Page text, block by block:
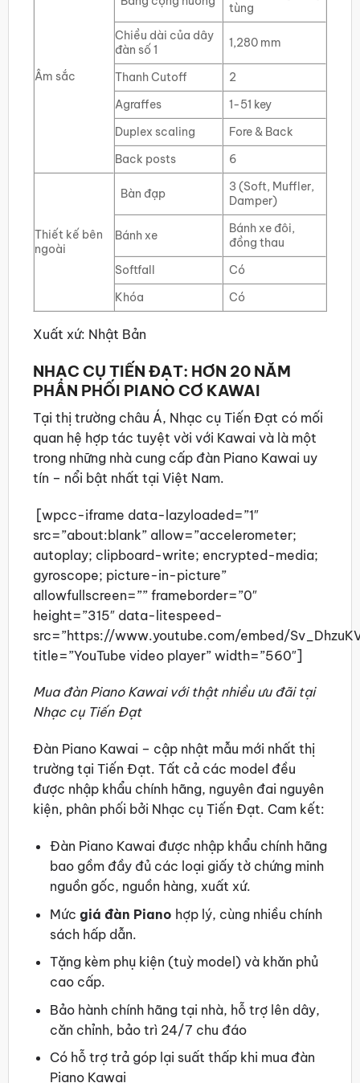
Âm sắc
tùng
Chiều dài của dây
đàn số 1
1,280 mm
Thanh Cutoff
2
Agraffes
1-51 key
Duplex scaling
Fore & Back
Back posts
6
Thiết kế bên
ngoài
Bàn đạp
3 (Soft, Muffler,
Damper)
Bánh xe
Bánh xe đôi,
đồng thau
Softfall
Có
Khóa
Có
Xuất xứ: Nhật Bản
NHẠC CỤ TIẾN ĐẠT: HƠN 20 NĂM
PHÂN PHỐI PIANO CƠ KAWAI
Tại thị trường châu Á, Nhạc cụ Tiến Đạt có mối
quan hệ hợp tác tuyệt vời với Kawai và là một
trong những nhà cung cấp đàn Piano Kawai uy
tín – nổi bật nhất tại Việt Nam.
[wpcc-iframe data-lazyloaded=”1″
src=”about:blank” allow=”accelerometer;
autoplay; clipboard-write; encrypted-media;
gyroscope; picture-in-picture”
allowfullscreen=”” frameborder=”0″
height=”315″ data-litespeed-
src=”https://www.youtube.com/embed/
title=”YouTube video player” width=”560″]
Mua đàn Piano Kawai với thật nhiều ưu đãi tại
Nhạc cụ Tiến Đạt
Đàn Piano Kawai – cập nhật mẫu mới nhất thị
trường tại Tiến Đạt. Tất cả các model đều
được nhập khẩu chính hãng, nguyên đai nguyên
kiện, phân phối bởi Nhạc cụ Tiến Đạt. Cam kết:
Đàn Piano Kawai được nhập khẩu chính hãng
bao gồm đầy đủ các loại giấy tờ chứng minh
nguồn gốc, nguồn hàng, xuất xứ.
Mức giá đàn Piano hợp lý, cùng nhiều chính
sách hấp dẫn.
Tặng kèm phụ kiện (tuỳ model) và khăn phủ
cao cấp.
Bảo hành chính hãng tại nhà, hỗ trợ lên dây,
căn chỉnh, bảo trì 24/7 chu đáo
Có hỗ trợ trả góp lại suất thấp khi mua đàn
Piano Kawai